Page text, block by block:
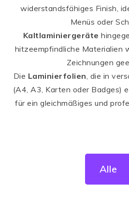
widerstandsfähiges Finish,
Menüs oder
Kaltlaminiergeräte
hitzeempfindliche Materialien
Zeichnungen
Die Laminierfolien , die in
(A4, A3, Karten oder Badges)
für ein gleichmäßiges und
Alle